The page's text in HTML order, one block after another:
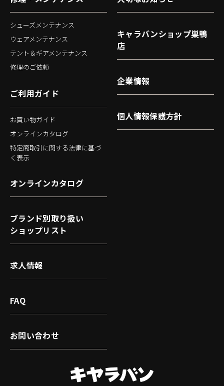
シューズメンテナンス
ウェアメンテナンス
テント＆ギアメンテナンス
修理のご依頼
ご利用ガイド
お買い物ガイド
オンラインカタログ
特定商取引に関する法律に基づ
く表示
キャラバンショップ巣鴨
店
企業情報
個人情報保護方針
オンラインカタログ
ブランド別取り扱い
ショップリスト
求人情報
FAQ
お問い合わせ